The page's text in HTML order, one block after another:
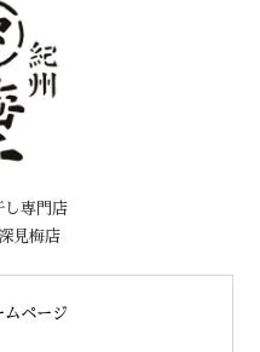
し専門店
見梅店
ムページ